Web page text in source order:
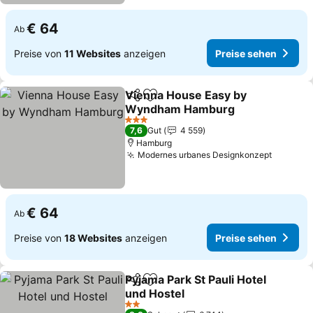
Ab € 64
Preise von 11 Websites anzeigen Preise sehen
TeilenZu Favoriten hinzufügen
Vienna House Easy by
Wyndham Hamburg
Preise sehen
3 Sterne
7,6 Gut
4 559
Hamburg
Modernes urbanes DesignkonzeptPreise
Ab € 64
Preise von 18 Websites anzeigen Preise sehen
TeilenZu Favoriten hinzufügen
Pyjama Park St Pauli Hotel
und Hostel
Preise sehen
2 Sterne